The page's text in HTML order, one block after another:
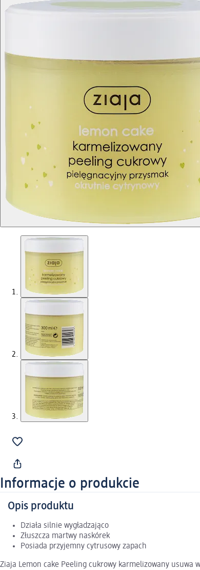
Informacje o produkcie
Opis produktu
Działa silnie wygładzająco
Złuszcza martwy naskórek
Posiada przyjemny cytrusowy zapach
Ziaja Lemon cake Peeling cukrowy karmelizowany usuwa